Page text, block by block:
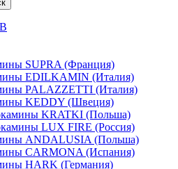
SUPRA (Франция)
EDILKAMIN (Италия)
PALAZZETTI (Италия)
KEDDY (Швеция)
KRATKI (Польша)
LUX FIRE (Россия)
ANDALUSIA (Польша)
CARMONA (Испания)
HARK (Германия)